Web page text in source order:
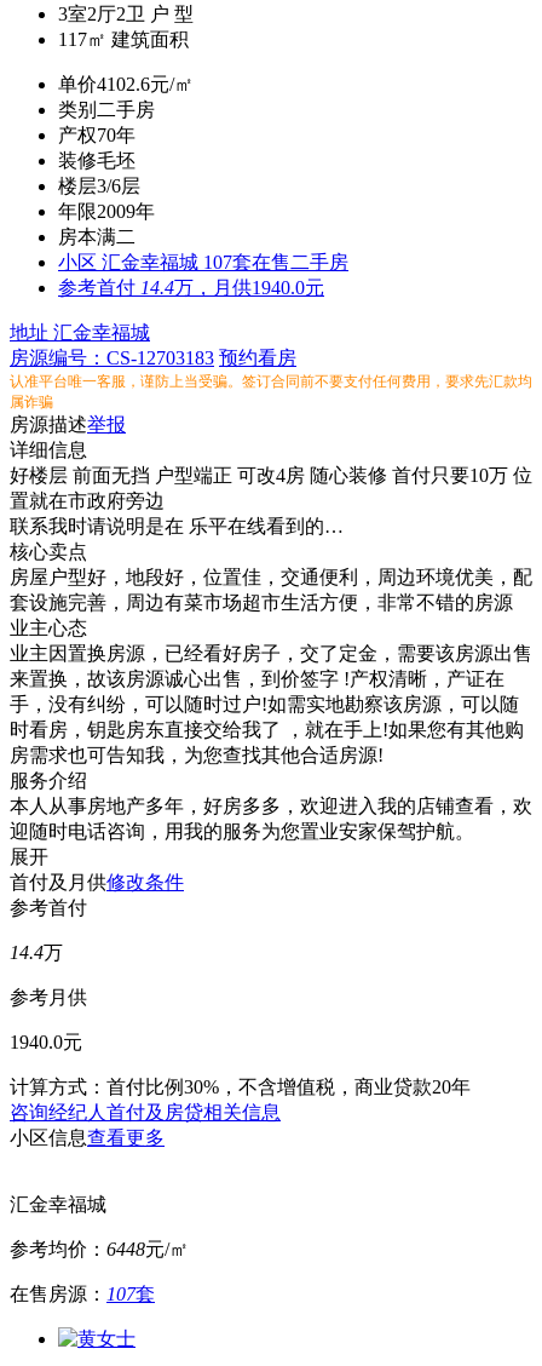
3室2厅2卫 户 型
117㎡ 建筑面积
单价4102.6元/㎡
类别 二手房
产权70年
装修毛坯
楼层3/6层
年限2009年
房本满二
小区 汇金幸福城 107套在售二手房
参考首付 14.4万，月供1940.0元
地址 汇金幸福城
房源编号：CS-12703183 预约看房
认准平台唯一客服，谨防上当受骗。签订合同前不要支付任何费用，要求先汇款均
属诈骗
房源描述举报
详细信息
好楼层 前面无挡 户型端正 可改4房 随心装修 首付只要10万 位
置就在市政府旁边
联系我时请说明是在 乐平在线看到的…
核心卖点
房屋户型好，地段好，位置佳，交通便利，周边环境优美，配
套设施完善，周边有菜市场超市生活方便，非常不错的房源
业主心态
业主因置换房源，已经看好房子，交了定金，需要该房源出售
来置换，故该房源诚心出售，到价签字 !产权清晰，产证在
手，没有纠纷，可以随时过户!如需实地勘察该房源，可以随
时看房，钥匙房东直接交给我了 ，就在手上!如果您有其他购
房需求也可告知我，为您查找其他合适房源!
服务介绍
本人从事房地产多年，好房多多，欢迎进入我的店铺查看，欢
迎随时电话咨询，用我的服务为您置业安家保驾护航。
展开
首付及月供修改条件
参考首付
14.4万
参考月供
1940.0元
计算方式：首付比例30%，不含增值税，商业贷款20年
咨询经纪人首付及房贷相关信息
小区信息查看更多
汇金幸福城
参考均价： 6448元/㎡
在售房源： 107套